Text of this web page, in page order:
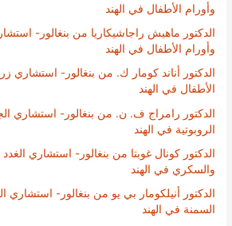
وأورام الأطفال في الهند
الدكتور ماهيش راجاشيكاريا من بنغالور-
وأورام الأطفال في الهند
الدكتور أناند كومار ك. من بنغالور- استشاري
الأطفال في الهند
الدكتور رامراج ف. ن. من بنغالور- استشاري
الروبوتية في الهند
الدكتور كونال غوبتا من بنغالور- استشاري
والسكري في الهند
الدكتور أنيلكومار بي يو من بنغالور- استشاري
السمنة في الهند